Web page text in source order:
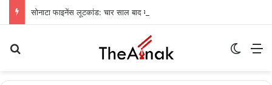
सोनाटा फाइनेंस लूटकांड: चार साल बाद मुजफ्फरपुर से मुख्य आरोपी गिरफ्तार